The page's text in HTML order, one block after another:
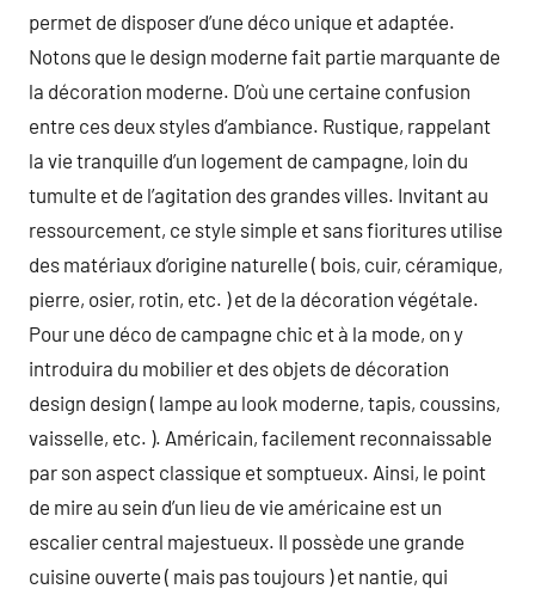
permet de disposer d’une déco unique et adaptée.
Notons que le design moderne fait partie marquante de
la décoration moderne. D’où une certaine confusion
entre ces deux styles d’ambiance. Rustique, rappelant
la vie tranquille d’un logement de campagne, loin du
tumulte et de l’agitation des grandes villes. Invitant au
ressourcement, ce style simple et sans fioritures utilise
des matériaux d’origine naturelle ( bois, cuir, céramique,
pierre, osier, rotin, etc. ) et de la décoration végétale.
Pour une déco de campagne chic et à la mode, on y
introduira du mobilier et des objets de décoration
design design ( lampe au look moderne, tapis, coussins,
vaisselle, etc. ). Américain, facilement reconnaissable
par son aspect classique et somptueux. Ainsi, le point
de mire au sein d’un lieu de vie américaine est un
escalier central majestueux. Il possède une grande
cuisine ouverte ( mais pas toujours ) et nantie, qui